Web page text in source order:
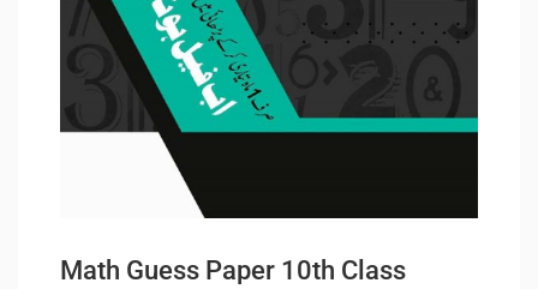
Math Guess Paper 10th Class